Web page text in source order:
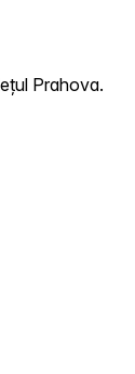
Prahova.